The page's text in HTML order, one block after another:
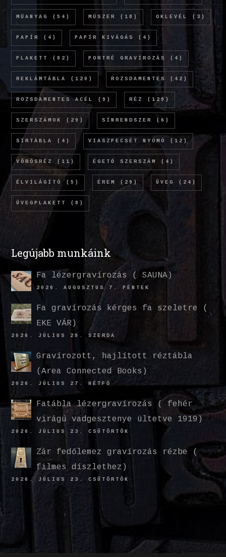
MŰANYAG (54) MŰSZER (18) OKLEVÉL (3)
PAPÍR (4) PAPÍR KIVÁGÁS (4)
PLAKETT (82) PORTRÉ GRAVÍROZÁS (4)
REKLÁMTÁBLA (120) ROZSDAMENTES (42)
ROZSDAMENTES ACÉL (9) RÉZ (129)
SZERSZÁMOK (29) SÍNRENDSZER (6)
SÍRTÁBLA (4) VIASZPECSÉT NYOMÓ (12)
VÖRÖSRÉZ (11) ÉGETŐ SZERSZÁM (4)
ÉLVILÁGÍTÓ (5) ÉREM (29) ÜVEG (24)
ÜVEGPLAKETT (8)
Legújabb munkáink
Fa lézergravírozás ( SAUNA)
2026. AUGUSZTUS 7. PÉNTEK
Fa gravírozás kérges fa szeletre (
EKE VÁR)
2026. JÚLIUS 29. SZERDA
Gravírozott, hajlított réztábla
(Area Connected Books)
2026. JÚLIUS 27. HÉTFŐ
Fatábla lézergravírozás ( fehér
virágú vadgesztenye ültetve 1919)
2026. JÚLIUS 23. CSÜTÖRTÖK
Zár fedőlemez gravírozás rézbe (
filmes díszlethez)
2026. JÚLIUS 23. CSÜTÖRTÖK